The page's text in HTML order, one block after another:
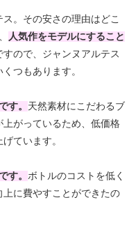
。その安さの理由はどこ
人気作をモデルにすること
すので、ジャンヌアルテス
つもあります。
す。 天然素材にこだわるブ
がっているため、低価格
ています。
す。 ボトルのコストを低く
に費やすことができたの